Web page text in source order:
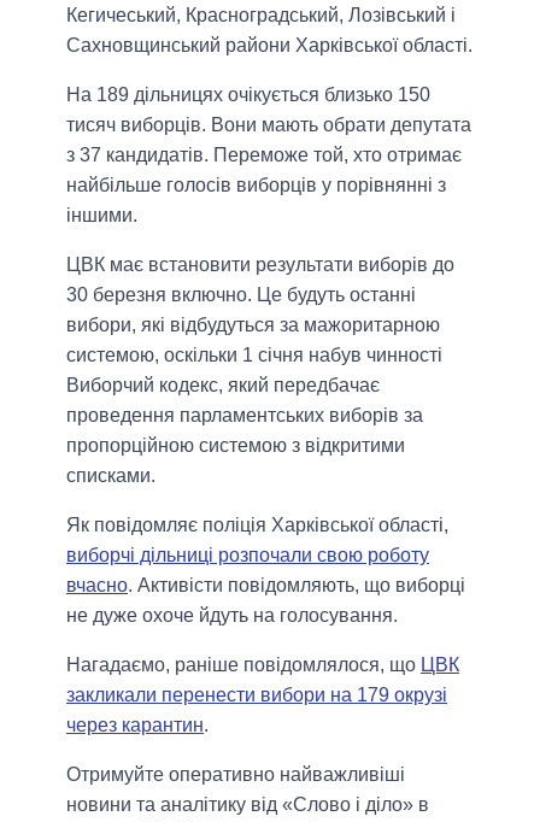
Кегичеський, Красноградський, Лозівський і
Сахновщинський райони Харківської області.
На 189 дільницях очікується близько 150
тисяч виборців. Вони мають обрати депутата
з 37 кандидатів. Переможе той, хто отримає
найбільше голосів виборців у порівнянні з
іншими.
ЦВК має встановити результати виборів до
30 березня включно. Це будуть останні
вибори, які відбудуться за мажоритарною
системою, оскільки 1 січня набув чинності
Виборчий кодекс, який передбачає
проведення парламентських виборів за
пропорційною системою з відкритими
списками.
Як повідомляє поліція Харківської області,
виборчі дільниці розпочали свою роботу
вчасно. Активісти повідомляють, що виборці
не дуже охоче йдуть на голосування.
Нагадаємо, раніше повідомлялося, що ЦВК
закликали перенести вибори на 179 окрузі
через карантин.
Отримуйте оперативно найважливіші
новини та аналітику від «Слово і діло» в